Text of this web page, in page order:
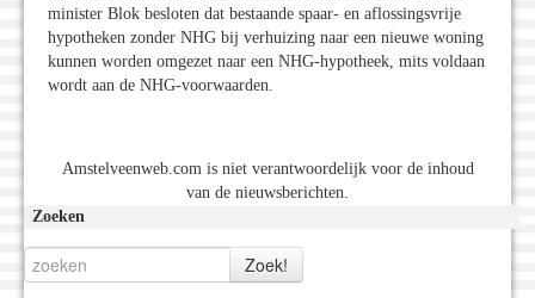
minister Blok besloten dat bestaande spaar- en aflossingsvrije
hypotheken zonder NHG bij verhuizing naar een nieuwe woning
kunnen worden omgezet naar een NHG-hypotheek, mits voldaan
wordt aan de NHG-voorwaarden.
Amstelveenweb.com is niet verantwoordelijk voor de inhoud
van de nieuwsberichten.
Zoeken